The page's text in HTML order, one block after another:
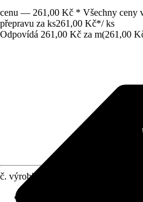
cenu — 261,00 Kč * Všechny ceny
přepravu za ks261,00 Kč*/ ks
Odpovídá 261,00 Kč za m(261,00
č. výrobku